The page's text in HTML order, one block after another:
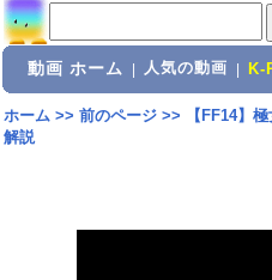
動画 ホーム 人気の動画 K-
ホーム>> 前のページ>>
【FF14】
解説